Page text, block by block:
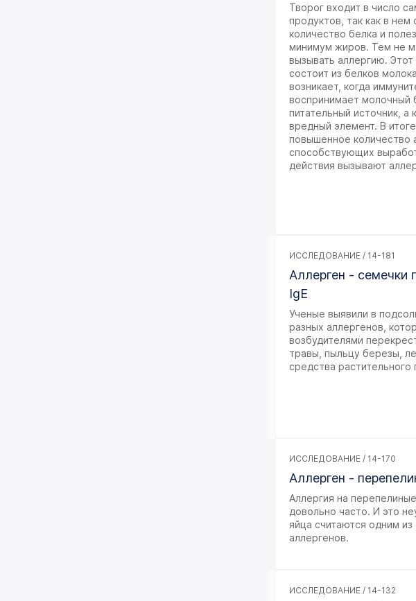
Творог входит в число
продуктов, так как в
количество белка и
минимум жиров. Тем не
вызывать аллергию. Этот
состоит из белков
возникает, когда
воспринимает молочный
питательный источник, а
вредный элемент. В
повышенное количество
способствующих
действия вызывают
ИССЛЕДОВАНИЕ / 14-181
Аллерген - семечки
IgE
Ученые выявили в
разных аллергенов,
возбудителями
травы, пыльцу березы,
средства
ИССЛЕДОВАНИЕ / 14-170
Аллерген -
Аллергия на
довольно часто. И это
яйца считаются одним из
аллергенов.
ИССЛЕДОВАНИЕ / 14-132